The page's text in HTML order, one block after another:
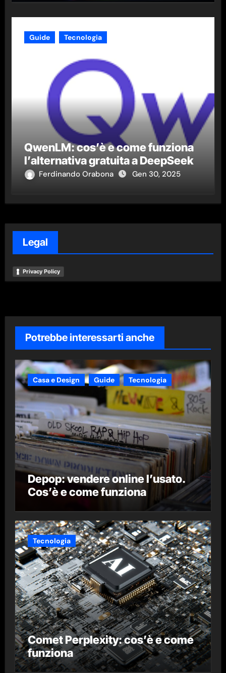
Guide Tecnologia
QwenLM: cos’è e come funziona
l’alternativa gratuita a DeepSeek
Ferdinando Orabona Gen 30, 2025
Legal
Privacy Policy
Potrebbe interessarti anche
Casa e Design Guide Tecnologia
Depop: vendere online l’usato.
Cos’è e come funziona
Tecnologia
Comet Perplexity: cos’è e come
funziona